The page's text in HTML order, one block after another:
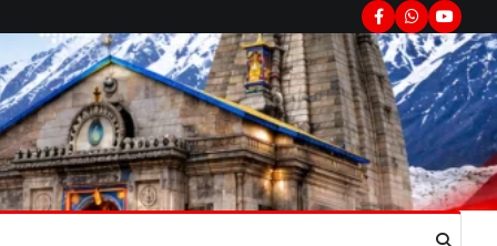
Facebook
Whatsapp
फूटा कांग्रेस का गुस्सा, मंत्री और
सरकार का पुतला फूंका
Admin August 6, 2026
भतरोजखान में कांग्रेस का प्रदर्शन, स्वास्थ्य मंत्री
व शिक्षा मंत्री का फूंका पुतला 'विद्यालयों में…
अल्मोड़ा उत्तराखण्ड कुमाऊं ख़बरें
रानीखेत में युवा कांग्रेस की जिला बैठक,